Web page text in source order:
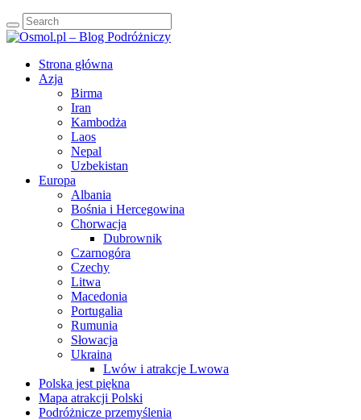
Strona główna
Azja
Birma
Iran
Kambodża
Laos
Nepal
Uzbekistan
Europa
Albania
Bośnia i Hercegowina
Chorwacja
Dubrownik
Czarnogóra
Czechy
Litwa
Macedonia
Portugalia
Rumunia
Słowacja
Ukraina
Lwów i atrakcje Lwowa
Polska jest piękna
Mapa atrakcji Polski
Podróżnicze przemyślenia